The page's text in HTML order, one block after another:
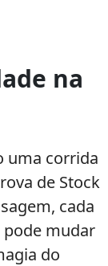
na
uma corrida
de Stock
cada
pode mudar
do